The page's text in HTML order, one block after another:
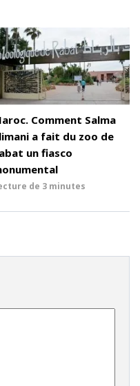
Comment Salma
a fait du zoo de
un fiasco
de 3 minutes